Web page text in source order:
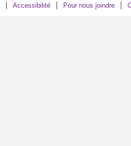
Accessibilité Pour nous joindre